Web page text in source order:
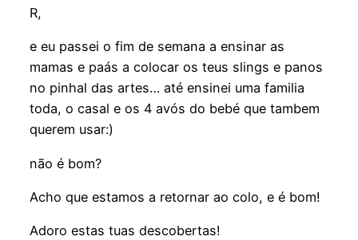
R,
e eu passei o fim de semana a ensinar as
mamas e paás a colocar os teus slings e panos
no pinhal das artes… até ensinei uma familia
toda, o casal e os 4 avós do bebé que tambem
querem usar:)
não é bom?
Acho que estamos a retornar ao colo, e é bom!
Adoro estas tuas descobertas!